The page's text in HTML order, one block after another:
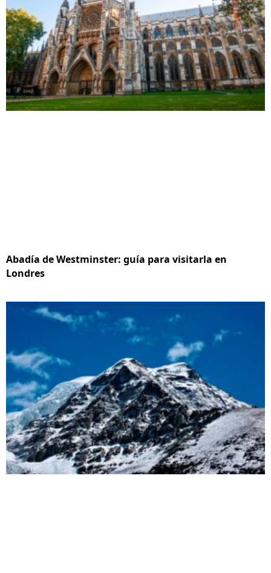
Abadía de Westminster: guía para visitarla en
Londres